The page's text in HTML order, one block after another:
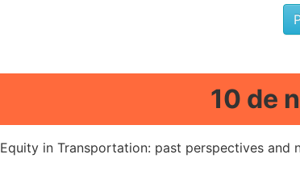
10 de
Equity in Transportation: past perspectives and